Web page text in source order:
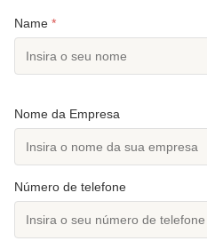
Name *
Nome da Empresa
Número de telefone